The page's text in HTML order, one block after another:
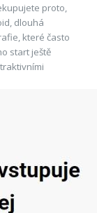
proto,
dlouhá
které často
start ještě